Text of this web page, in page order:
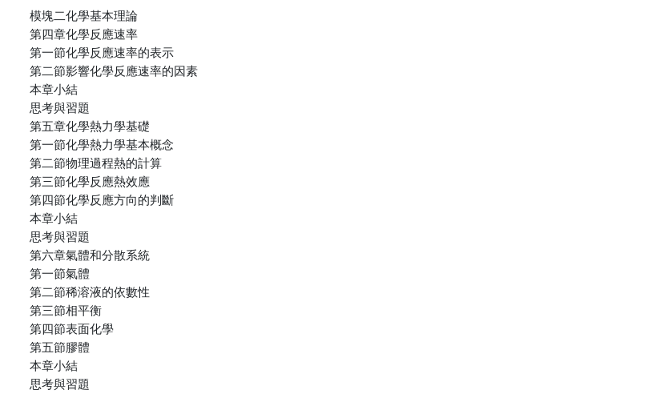
模塊二化學基本理論
第四章化學反應速率
第一節化學反應速率的表示
第二節影響化學反應速率的因素
本章小結
思考與習題
第五章化學熱力學基礎
第一節化學熱力學基本概念
第二節物理過程熱的計算
第三節化學反應熱效應
第四節化學反應方向的判斷
本章小結
思考與習題
第六章氣體和分散系統
第一節氣體
第二節稀溶液的依數性
第三節相平衡
第四節表面化學
第五節膠體
本章小結
思考與習題